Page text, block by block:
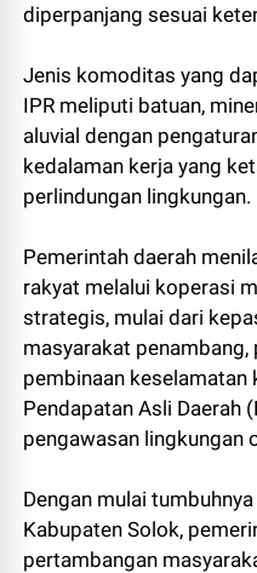
diperpanjang sesuai
Jenis komoditas yang
IPR meliputi batuan,
aluvial dengan
kedalaman kerja yang
perlindungan lingkungan.
Pemerintah daerah
rakyat melalui koperasi
strategis, mulai dari
masyarakat
pembinaan keselamatan
Pendapatan Asli Daerah
pengawasan lingkungan
Dengan mulai
Kabupaten Solok,
pertambangan